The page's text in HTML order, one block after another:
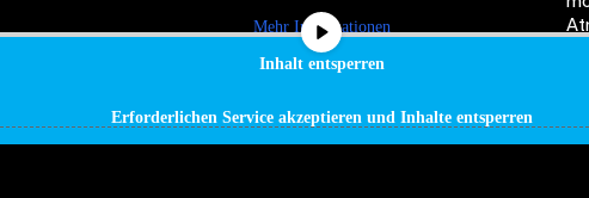
Mehr Informationen
Inhalt entsperren
Erforderlichen Service akzeptieren und Inhalte entsperren